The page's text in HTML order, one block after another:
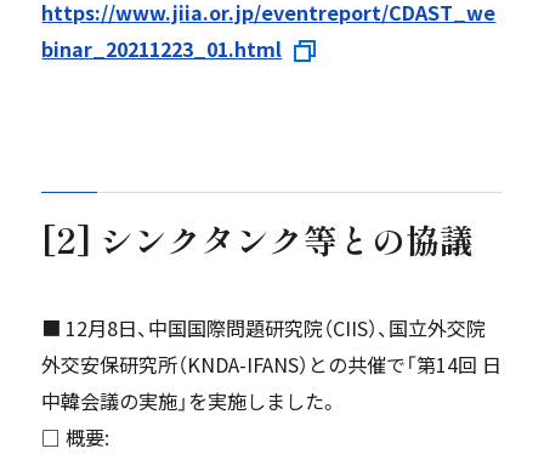
https://www.jiia.or.jp/eventreport/CDAST_we
binar_20211223_01.html
[2] シンクタンク等との協議
■ 12月8日、中国国際問題研究院（CIIS）、国立外交院
外交安保研究所（KNDA-IFANS）との共催で「第14回 日
中韓会議の実施」を実施しました。
□ 概要: